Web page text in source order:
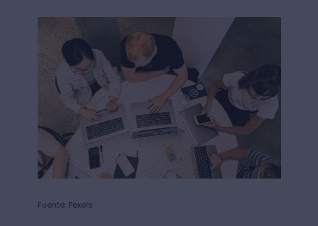
Fuente: Pexels